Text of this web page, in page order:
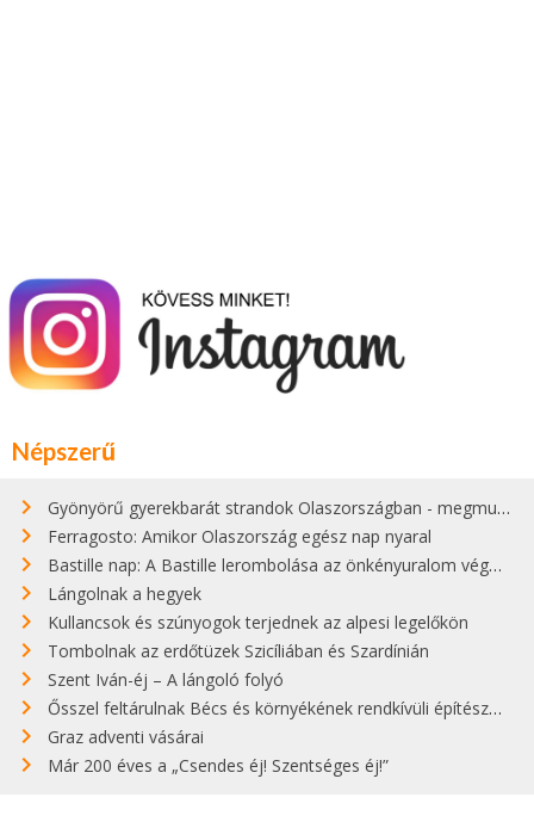
Népszerű
Gyönyörű gyerekbarát strandok Olaszországban - megmutatjuk a 15 legjobbat
Ferragosto: Amikor Olaszország egész nap nyaral
Bastille nap: A Bastille lerombolása az önkényuralom végét jelentette
Lángolnak a hegyek
Kullancsok és szúnyogok terjednek az alpesi legelőkön
Tombolnak az erdőtüzek Szicíliában és Szardínián
Szent Iván-éj – A lángoló folyó
Ősszel feltárulnak Bécs és környékének rendkívüli építészeti kincsei
Graz adventi vásárai
Már 200 éves a „Csendes éj! Szentséges éj!”